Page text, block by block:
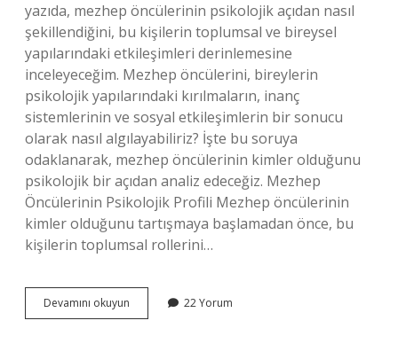
yazıda, mezhep öncülerinin psikolojik açıdan nasıl
şekillendiğini, bu kişilerin toplumsal ve bireysel
yapılarındaki etkileşimleri derinlemesine
inceleyeceğim. Mezhep öncülerini, bireylerin
psikolojik yapılarındaki kırılmaların, inanç
sistemlerinin ve sosyal etkileşimlerin bir sonucu
olarak nasıl algılayabiliriz? İşte bu soruya
odaklanarak, mezhep öncülerinin kimler olduğunu
psikolojik bir açıdan analiz edeceğiz. Mezhep
Öncülerinin Psikolojik Profili Mezhep öncülerinin
kimler olduğunu tartışmaya başlamadan önce, bu
kişilerin toplumsal rollerini…
Devamını okuyun Mezhep
öncüleri
22 Yorum